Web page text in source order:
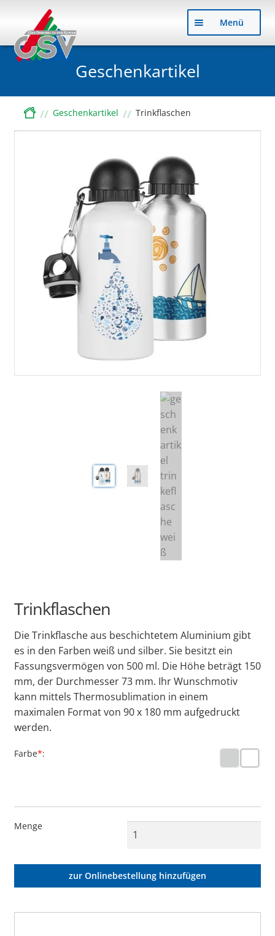
Menü
Geschenkartikel
StartGeschenkartikel Trinkflaschen
Trinkflaschen
Die Trinkflasche aus beschichtetem Aluminium gibt
es in den Farben weiß und silber. Sie besitzt ein
Fassungsvermögen von 500 ml. Die Höhe beträgt 150
mm, der Durchmesser 73 mm. Ihr Wunschmotiv
kann mittels Thermosublimation in einem
maximalen Format von 90 x 180 mm aufgedruckt
werden.
Farbe*
Menge
zur Onlinebestellung hinzufügen